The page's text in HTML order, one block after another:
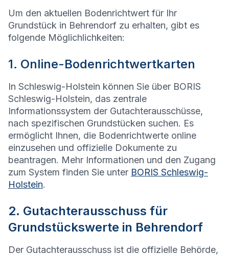
Um den aktuellen Bodenrichtwert für Ihr
Grundstück in Behrendorf zu erhalten, gibt es
folgende Möglichlichkeiten:
1. Online-Bodenrichtwertkarten
In Schleswig-Holstein können Sie über BORIS
Schleswig-Holstein, das zentrale
Informationssystem der Gutachterausschüsse,
nach spezifischen Grundstücken suchen. Es
ermöglicht Ihnen, die Bodenrichtwerte online
einzusehen und offizielle Dokumente zu
beantragen. Mehr Informationen und den Zugang
zum System finden Sie unter BORIS Schleswig-
Holstein.
2. Gutachterausschuss für
Grundstückswerte in Behrendorf
Der Gutachterausschuss ist die offizielle Behörde,